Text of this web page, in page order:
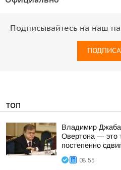
Подписывайтесь на наш
ТОП
Владимир
Овертона — это
постепенно
08:55